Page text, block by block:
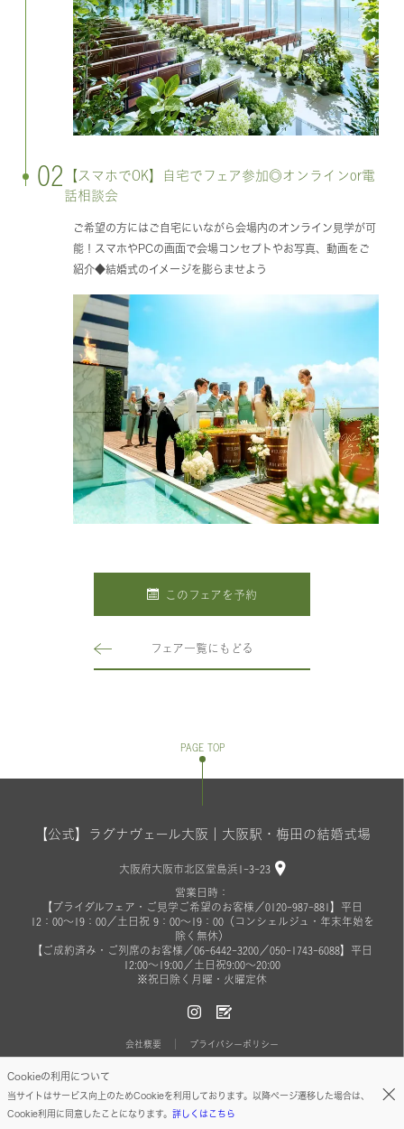
02
【スマホでOK】自宅でフェア参加◎オンラインor電
話相談会
ご希望の方にはご自宅にいながら会場内のオンライン見学が可
能！スマホやPCの画面で会場コンセプトやお写真、動画をご
紹介◆結婚式のイメージを膨らませよう
このフェアを予約
フェア一覧にもどる
Cookieの利用について
当サイトはサービス向上のためCookieを利用しております。以降ページ遷移した場合は、
Cookie利用に同意したことになります。 詳しくはこちら
PAGE TOP
【公式】ラグナヴェール大阪｜大阪駅・梅田の結婚式場
大阪府大阪市北区堂島浜1-3-23
営業日時：
【ブライダルフェア・ご見学ご希望のお客様／0120-987-881】平日
12：00～19：00／土日祝 9：00～19：00（コンシェルジュ・年末年始を
除く無休）
【ご成約済み・ご列席のお客様／06-6442-3200／050-1743-6088】平日
12:00～19:00／土日祝9:00～20:00
※祝日除く月曜・火曜定休
会社概要 プライバシーポリシー